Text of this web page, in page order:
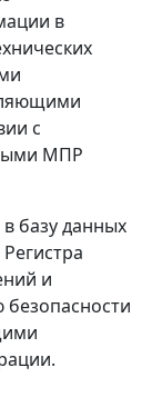
в
с
МПР
базу данных
и